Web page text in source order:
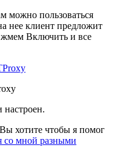
можно пользоваться
нее клиент предложит
жмем Включить и все
настроен.
хотите чтобы я помог
со мной разными